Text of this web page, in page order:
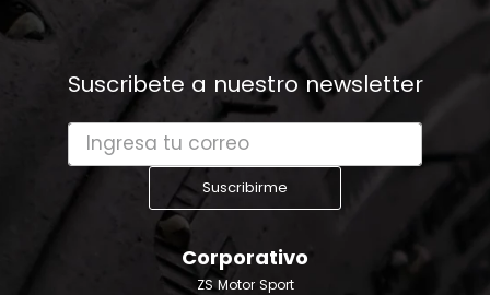
Suscribete a nuestro newsletter
Suscribirme
Corporativo
ZS Motor Sport